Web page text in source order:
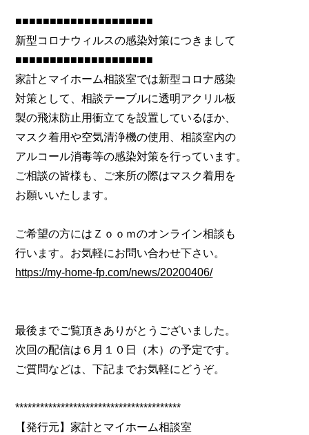
■■■■■■■■■■■■■■■■■■■■
新型コロナウィルスの感染対策につきまして
■■■■■■■■■■■■■■■■■■■■
家計とマイホーム相談室では新型コロナ感染
対策として、相談テーブルに透明アクリル板
製の飛沫防止用衝立てを設置しているほか、
マスク着用や空気清浄機の使用、相談室内の
アルコール消毒等の感染対策を行っています。
ご相談の皆様も、ご来所の際はマスク着用を
お願いいたします。
ご希望の方にはＺｏｏｍのオンライン相談も
行います。お気軽にお問い合わせ下さい。
https://my-home-fp.com/news/20200406/
最後までご覧頂きありがとうございました。
次回の配信は６月１０日（木）の予定です。
ご質問などは、下記までお気軽にどうぞ。
****************************************
【発行元】家計とマイホーム相談室